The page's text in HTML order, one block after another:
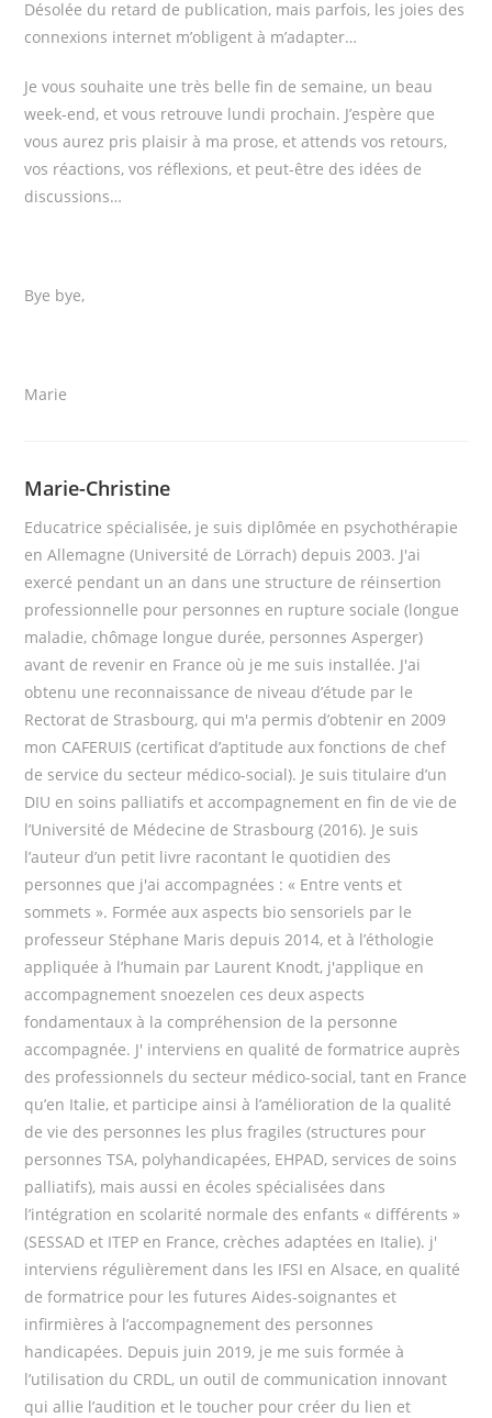
Désolée du retard de publication, mais parfois, les joies des
connexions internet m’obligent à m’adapter…
Je vous souhaite une très belle fin de semaine, un beau
week-end, et vous retrouve lundi prochain. J’espère que
vous aurez pris plaisir à ma prose, et attends vos retours,
vos réactions, vos réflexions, et peut-être des idées de
discussions…
Bye bye,
Marie
Marie-Christine
Educatrice spécialisée, je suis diplômée en psychothérapie
en Allemagne (Université de Lörrach) depuis 2003. J'ai
exercé pendant un an dans une structure de réinsertion
professionnelle pour personnes en rupture sociale (longue
maladie, chômage longue durée, personnes Asperger)
avant de revenir en France où je me suis installée. J'ai
obtenu une reconnaissance de niveau d’étude par le
Rectorat de Strasbourg, qui m'a permis d’obtenir en 2009
mon CAFERUIS (certificat d’aptitude aux fonctions de chef
de service du secteur médico-social). Je suis titulaire d’un
DIU en soins palliatifs et accompagnement en fin de vie de
l’Université de Médecine de Strasbourg (2016). Je suis
l’auteur d’un petit livre racontant le quotidien des
personnes que j'ai accompagnées : « Entre vents et
sommets ». Formée aux aspects bio sensoriels par le
professeur Stéphane Maris depuis 2014, et à l’éthologie
appliquée à l’humain par Laurent Knodt, j'applique en
accompagnement snoezelen ces deux aspects
fondamentaux à la compréhension de la personne
accompagnée. J' interviens en qualité de formatrice auprès
des professionnels du secteur médico-social, tant en France
qu’en Italie, et participe ainsi à l’amélioration de la qualité
de vie des personnes les plus fragiles (structures pour
personnes TSA, polyhandicapées, EHPAD, services de soins
palliatifs), mais aussi en écoles spécialisées dans
l’intégration en scolarité normale des enfants « différents »
(SESSAD et ITEP en France, crèches adaptées en Italie). j'
interviens régulièrement dans les IFSI en Alsace, en qualité
de formatrice pour les futures Aides-soignantes et
infirmières à l’accompagnement des personnes
handicapées. Depuis juin 2019, je me suis formée à
l’utilisation du CRDL, un outil de communication innovant
qui allie l’audition et le toucher pour créer du lien et